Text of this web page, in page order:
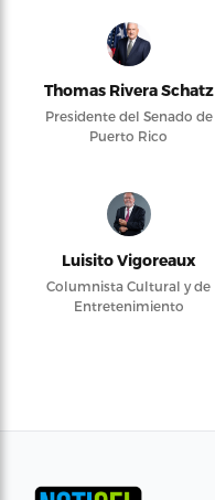
Thomas Rivera Schatz
Presidente del Senado de
Puerto Rico
Luisito Vigoreaux
Columnista Cultural y de
Entretenimiento